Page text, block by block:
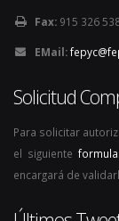
Fax: 915 326
EMail:
Solicitud
Para solicitar
el siguiente
encargará de